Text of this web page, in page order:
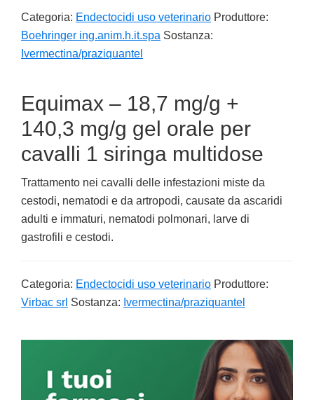
Categoria: Endectocidi uso veterinario Produttore:
Boehringer ing.anim.h.it.spa Sostanza:
Ivermectina/praziquantel
Equimax – 18,7 mg/g +
140,3 mg/g gel orale per
cavalli 1 siringa multidose
Trattamento nei cavalli delle infestazioni miste da
cestodi, nematodi e da artropodi, causate da ascaridi
adulti e immaturi, nematodi polmonari, larve di
gastrofili e cestodi.
Categoria: Endectocidi uso veterinario Produttore:
Virbac srl Sostanza: Ivermectina/praziquantel
Sidebar